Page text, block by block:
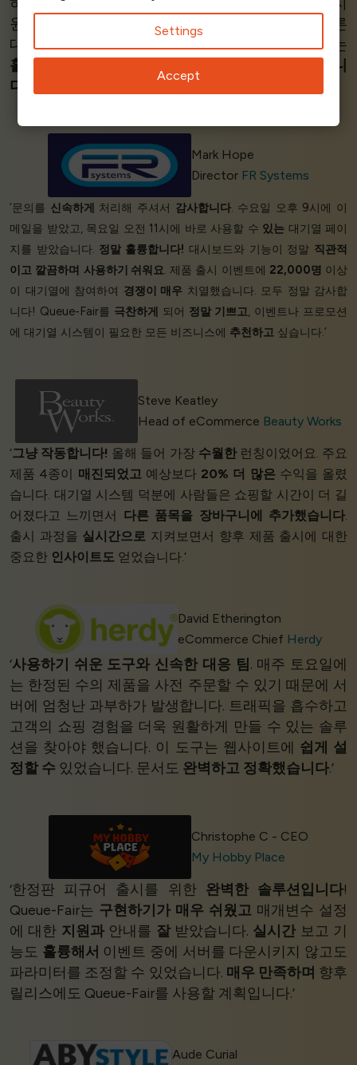
원과
가장 마음에 들었습니다. 다른
대기열 제공업체에 비해뛰어난 지원을제공하는
훌륭한
추천합니
다
Mark Hope
Director FR Systems
‘문의를 신속하게 처리해 주셔서 감사합니다. 수요일 오후 9시에 이
메일을 받았고, 목요일 오전 11시에 바로 사용할 수 있는 대기열 페이
지를 받았습니다. 정말 훌륭합니다! 대시보드와 기능이 정말 직관적
이고 깔끔하며 사용하기 쉬워요 . 제품 출시 이벤트에 22,000명 이상
이 대기열에 참여하여 경쟁이 매우 치열했습니다. 모두 정말 감사합
니다! Queue-Fair를 극찬하게 되어 정말 기쁘고
, 이벤트나 프로모션
에 대기열 시스템이 필요한 모든 비즈니스에 추천하고 싶습니다.’
Steve Keatley
Head of eCommerce Beauty Works
‘그냥 작동합니다! 올해 들어 가장 수월한런칭이었어요. 주요
제품 4종이 매진되었고 예상보다 20% 더 많은수익을 올렸
습니다. 대기열 시스템 덕분에 사람들은 쇼핑할 시간이 더 길
어졌다고 느끼면서 다른 품목을 장바구니에 추가했습니다
출시 과정을 실시간으로 지켜보면서 향후 제품 출시에 대한
중요한 인사이트도 얻었습니다.’
David Etherington
eCommerce Chief Herdy
‘사용하기 쉬운 도구와 신속한 대응 팀. 매주 토요일에
는 한정된 수의 제품을 사전 주문할 수 있기 때문에 서
버에 엄청난 과부하가 발생합니다. 트래픽을 흡수하고
고객의 쇼핑 경험을 더욱 원활하게 만들 수 있는 솔루
션을 찾아야 했습니다. 이 도구는 웹사이트에 쉽게 설
정할 수 있었습니다. 문서도 완벽하고 정확했습니다.’
Christophe C - CEO
My Hobby Place
‘한정판 피규어 출시를 위한 완벽한 솔루션입니다!
Queue-Fair는 구현하기가 매우 쉬웠고 매개변수 설정
에 대한 지원과안내를 잘받았습니다. 실시간 보고 기
능도 훌륭해서 이벤트 중에 서버를 다운시키지 않고도
파라미터를 조정할 수 있었습니다. 매우 만족하며 향후
릴리스에도 Queue-Fair를 사용할 계획입니다.’
Aude Curial
Settings
Accept